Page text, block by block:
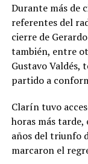
Durante más de
referentes del
cierre de
también, entre
Gustavo Valdés,
partido a
Clarín tuvo
horas más tarde,
años del triunfo
marcaron el